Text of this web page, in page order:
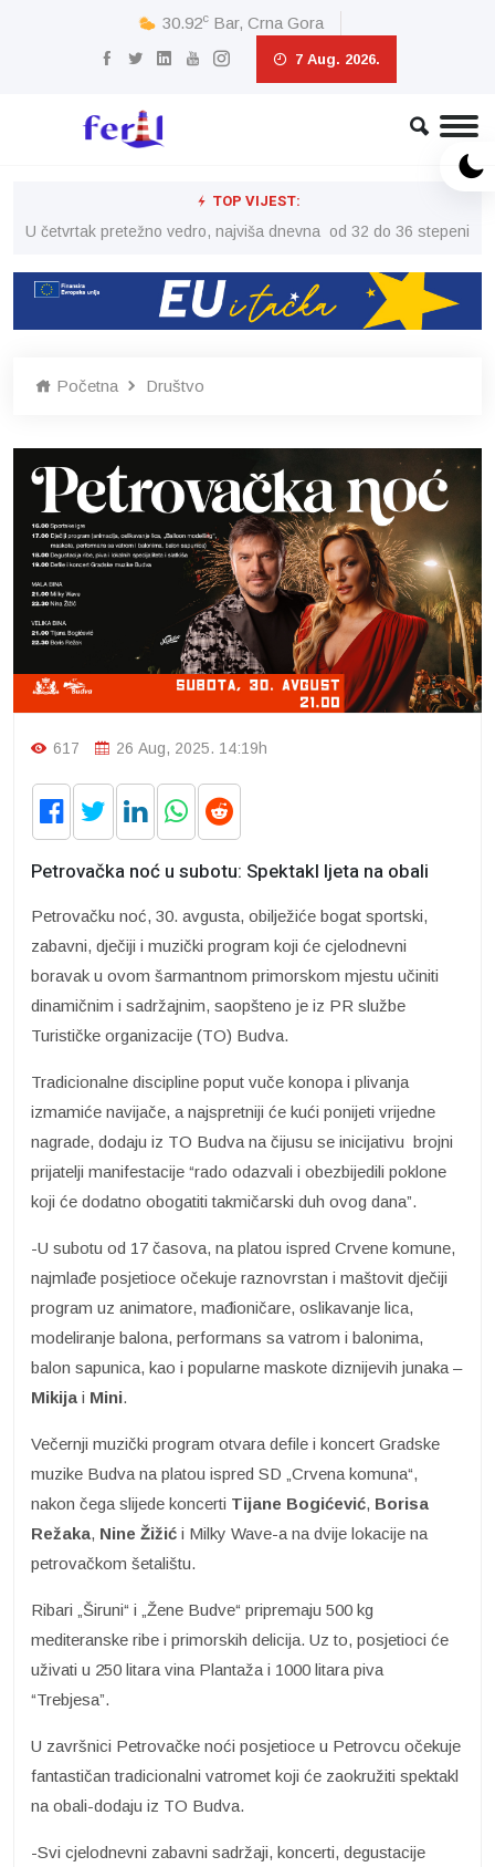
30.92c Bar, Crna Gora
7 Aug. 2026.
TOP VIJEST:
U četvrtak pretežno vedro, najviša dnevna od 32 do 36 stepeni
Početna Društvo
617 26 Aug, 2025. 14:19h
Petrovačka noć u subotu: Spektakl ljeta na obali
Petrovačku noć, 30. avgusta, obilježiće bogat sportski,
zabavni, dječiji i muzički program koji će cjelodnevni
boravak u ovom šarmantnom primorskom mjestu učiniti
dinamičnim i sadržajnim, saopšteno je iz PR službe
Turističke organizacije (TO) Budva.
Tradicionalne discipline poput vuče konopa i plivanja
izmamiće navijače, a najspretniji će kući ponijeti vrijedne
nagrade, dodaju iz TO Budva na čijusu se inicijativu brojni
prijatelji manifestacije “rado odazvali i obezbijedili poklone
koji će dodatno obogatiti takmičarski duh ovog dana”.
-U subotu od 17 časova, na platou ispred Crvene komune,
najmlađe posjetioce očekuje raznovrstan i maštovit dječiji
program uz animatore, mađioničare, oslikavanje lica,
modeliranje balona, performans sa vatrom i balonima,
balon sapunica, kao i popularne maskote diznijevih junaka –
Mikija i Mini.
Večernji muzički program otvara defile i koncert Gradske
muzike Budva na platou ispred SD „Crvena komuna“,
nakon čega slijede koncerti Tijane Bogićević, Borisa
Režaka, Nine Žižić i Milky Wave-a na dvije lokacije na
petrovačkom šetalištu.
Ribari „Širuni“ i „Žene Budve“ pripremaju 500 kg
mediteranske ribe i primorskih delicija. Uz to, posjetioci će
uživati u 250 litara vina Plantaža i 1000 litara piva
“Trebjesa”.
U završnici Petrovačke noći posjetioce u Petrovcu očekuje
fantastičan tradicionalni vatromet koji će zaokružiti spektakl
na obali-dodaju iz TO Budva.
-Svi cjelodnevni zabavni sadržaji, koncerti, degustacije